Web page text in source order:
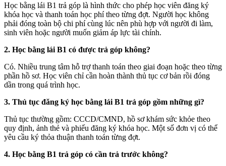
Học bằng lái B1 trả góp là hình thức cho phép học viên đăng ký
khóa học và thanh toán học phí theo từng đợt. Người học không
phải đóng toàn bộ chi phí cùng lúc nên phù hợp với người đi làm,
sinh viên hoặc người muốn giảm áp lực tài chính.
2. Học bằng lái B1 có được trả góp không?
Có. Nhiều trung tâm hỗ trợ thanh toán theo giai đoạn hoặc theo từng
phần hồ sơ. Học viên chỉ cần hoàn thành thủ tục cơ bản rồi đóng
dần trong quá trình học.
3. Thủ tục đăng ký học bằng lái B1 trả góp gồm những gì?
Thủ tục thường gồm: CCCD/CMND, hồ sơ khám sức khỏe theo
quy định, ảnh thẻ và phiếu đăng ký khóa học. Một số đơn vị có thể
yêu cầu ký thỏa thuận thanh toán từng đợt.
4. Học bằng B1 trả góp có cần trả trước không?